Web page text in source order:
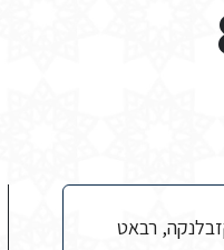
רבאט